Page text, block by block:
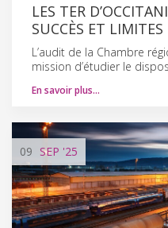
LES TER
SUCCÈS ET LIMITES
L’audit de la Chambre
mission d’étudier le
En savoir plus…
09 SEP '25